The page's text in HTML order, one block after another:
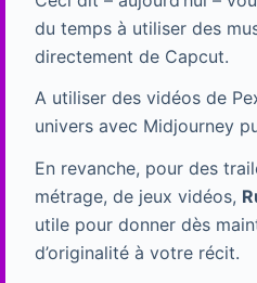
du temps à utiliser des
directement de Capcut.
A utiliser des vidéos de
univers avec Midjourney
En revanche, pour des
métrage, de jeux vidéos,
utile pour donner dès
d’originalité à votre récit.